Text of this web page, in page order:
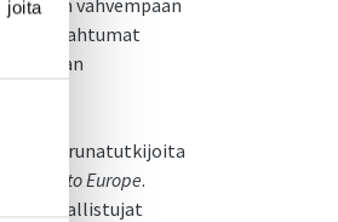
joita
Tapahtumat
alan
perunatutkijoita
to Europe.
osallistujat